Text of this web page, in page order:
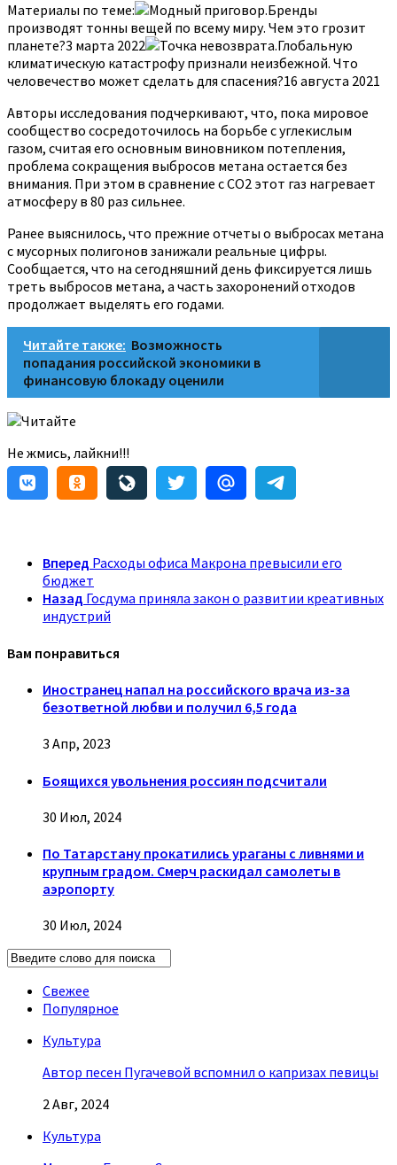
Материалы по теме:
Модный приговор.Бренды
производят тонны вещей по всему миру. Чем это грозит
планете?3 марта 2022
Точка невозврата.Глобальную
климатическую катастрофу признали неизбежной. Что
человечество может сделать для спасения?16 августа 2021
Авторы исследования подчеркивают, что, пока мировое
сообщество сосредоточилось на борьбе с углекислым
газом, считая его основным виновником потепления,
проблема сокращения выбросов метана остается без
внимания. При этом в сравнение с CO2 этот газ нагревает
атмосферу в 80 раз сильнее.
Ранее выяснилось, что прежние отчеты о выбросах метана
с мусорных полигонов занижали реальные цифры.
Сообщается, что на сегодняшний день фиксируется лишь
треть выбросов метана, а часть захоронений отходов
продолжает выделять его годами.
Читайте также: Возможность
попадания российской экономики в
финансовую блокаду оценили
Читайте
Не жмись, лайкни!!!
Вперед Расходы офиса Макрона превысили его
бюджет
Назад Госдума приняла закон о развитии креативных
индустрий
Вам понравиться
Иностранец напал на российского врача из-за
безответной любви и получил 6,5 года
3 Апр, 2023
Боящихся увольнения россиян подсчитали
30 Июл, 2024
По Татарстану прокатились ураганы с ливнями и
крупным градом. Смерч раскидал самолеты в
аэропорту
30 Июл, 2024
Свежее
Популярное
Культура
Автор песен Пугачевой вспомнил о капризах певицы
2 Авг, 2024
Культура